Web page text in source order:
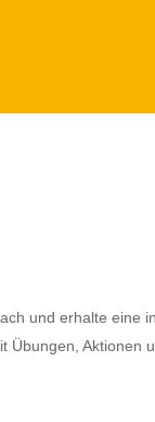
und erhalte eine
Aktionen